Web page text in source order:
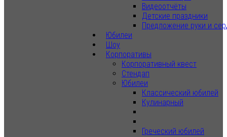
Видеоотчёты
Детские праздники
Предложение руки и
Юбилеи
Шоу
Корпоративы
Корпоративный квест
Стендап
Юбилеи
Классический юбилей
Кулинарный
Греческий юбилей